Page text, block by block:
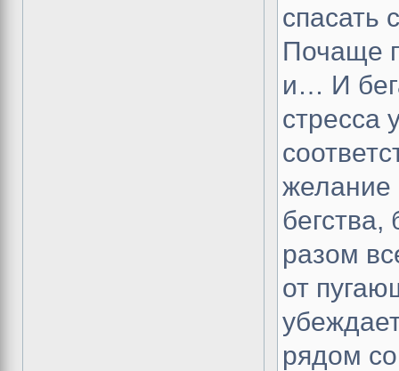
спасать
Почаще
и… И
стресса
желание
разом
от
рядом